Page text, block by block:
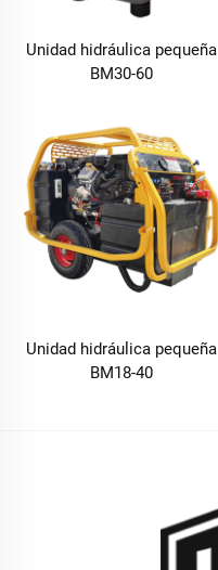
Unidad hidráulica pequeña
BM30-60
Unidad hidráulica pequeña
BM18-40